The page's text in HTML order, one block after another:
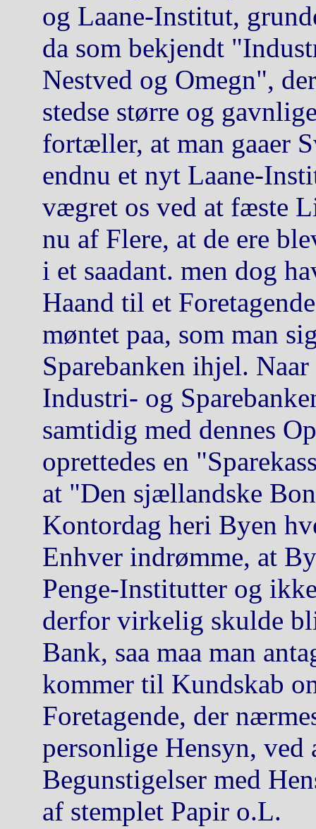
og Laane-Institut,
da som bekjendt
Nestved og Omegn",
stedse større og
fortæller, at man gaaer
endnu et nyt Laane-
vægret os ved at fæste
nu af Flere, at de ere
i et saadant. men dog
Haand til et
møntet paa, som man
Sparebanken ihjel.
Industri- og
samtidig med dennes
oprettedes en
at "Den sjællandske
Kontordag heri Byen
Enhver indrømme, at
Penge-Institutter og
derfor virkelig skulde
Bank, saa maa man
kommer til Kundskab
Foretagende, der
personlige Hensyn,
Begunstigelser med
af stemplet Papir o.L.